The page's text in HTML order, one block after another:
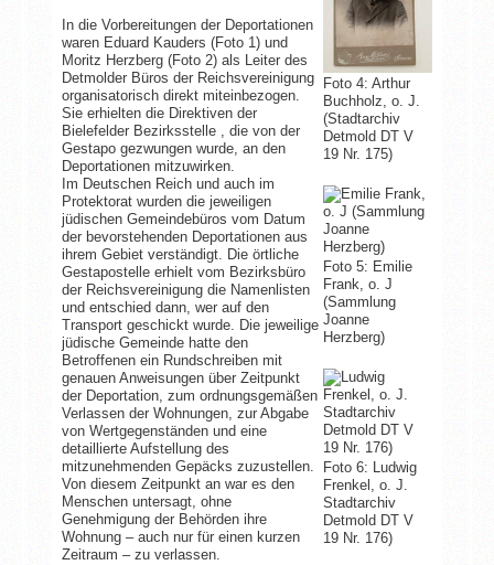
Foto 4: Arthur
Buchholz, o. J.
(Stadtarchiv
Detmold DT V
19 Nr. 175)
Foto 5: Emilie
Frank, o. J
(Sammlung
Joanne
Herzberg)
Foto 6: Ludwig
Frenkel, o. J.
Stadtarchiv
Detmold DT V
19 Nr. 176)
In die Vorbereitungen der Deportationen
waren Eduard Kauders (Foto 1) und
Moritz Herzberg (Foto 2) als Leiter des
Detmolder Büros der Reichsvereinigung
organisatorisch direkt miteinbezogen.
Sie erhielten die Direktiven der
Bielefelder Bezirksstelle , die von der
Gestapo gezwungen wurde, an den
Deportationen mitzuwirken.
Im Deutschen Reich und auch im
Protektorat wurden die jeweiligen
jüdischen Gemeindebüros vom Datum
der bevorstehenden Deportationen aus
ihrem Gebiet verständigt. Die örtliche
Gestapostelle erhielt vom Bezirksbüro
der Reichsvereinigung die Namenlisten
und entschied dann, wer auf den
Transport geschickt wurde. Die jeweilige
jüdische Gemeinde hatte den
Betroffenen ein Rundschreiben mit
genauen Anweisungen über Zeitpunkt
der Deportation, zum ordnungsgemäßen
Verlassen der Wohnungen, zur Abgabe
von Wertgegenständen und eine
detaillierte Aufstellung des
mitzunehmenden Gepäcks zuzustellen.
Von diesem Zeitpunkt an war es den
Menschen untersagt, ohne
Genehmigung der Behörden ihre
Wohnung – auch nur für einen kurzen
Zeitraum – zu verlassen.